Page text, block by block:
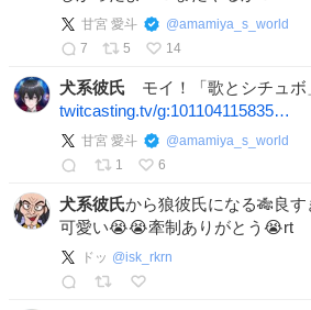
甘宮 愛斗 @amamiya_s_world
7
5 14
犬系彼氏 モイ！「歌とシチュボ
twitcasting.tv/g:101104115835…
甘宮 愛斗 @amamiya_s_world
1
6
犬系彼氏から狼彼氏になる🎋良
可愛い😭😭牽制ありがとう😭rt
ドッ @isk_rkrn